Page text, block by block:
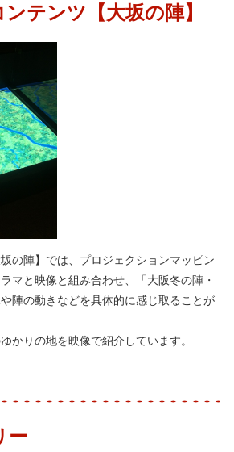
テンツ【大坂の陣】
の陣】では、プロジェクションマッピン
マと映像と組み合わせ、「大阪冬の陣・
陣の動きなどを具体的に感じ取ることが
かりの地を映像で紹介しています。
ー